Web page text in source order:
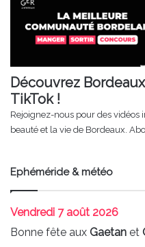
Découvrez
TikTok !
Rejoignez-nous pour des
beauté et la vie de Bordeaux.
Ephéméride & météo
Vendredi 7 août 2026
Bonne fête aux Gaetan et